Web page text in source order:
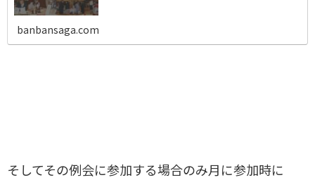
banbansaga.com
そしてその例会に参加する場合のみ月に参加時に